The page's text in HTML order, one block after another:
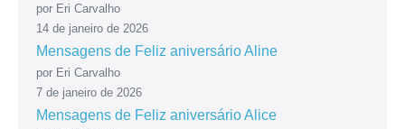
por Eri Carvalho
14 de janeiro de 2026
Mensagens de Feliz aniversário Aline
por Eri Carvalho
7 de janeiro de 2026
Mensagens de Feliz aniversário Alice